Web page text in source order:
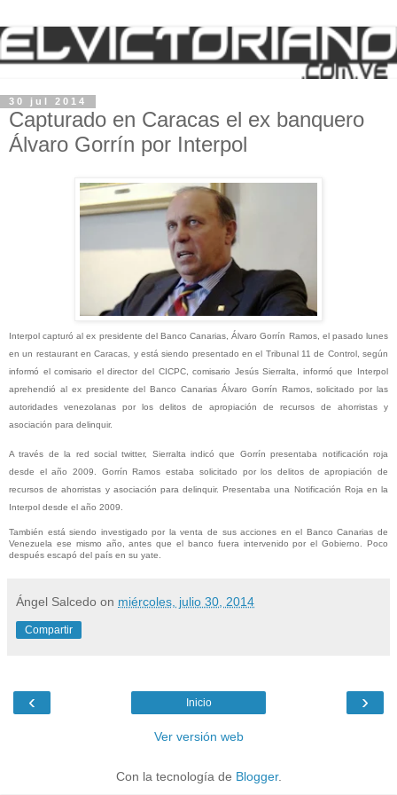
30 jul 2014
Capturado en Caracas el ex banquero
Álvaro Gorrín por Interpol
Interpol capturó al ex presidente del Banco Canarias, Álvaro Gorrín Ramos, el pasado lunes
en un restaurant en Caracas, y está siendo presentado en el Tribunal 11 de Control, según
informó el comisario el director del CICPC, comisario Jesús Sierralta, informó que Interpol
aprehendió al ex presidente del Banco Canarias Álvaro Gorrín Ramos, solicitado por las
autoridades venezolanas por los delitos de apropiación de recursos de ahorristas y
asociación para delinquir.
A través de la red social twitter, Sierralta indicó que Gorrín presentaba notificación roja
desde el año 2009. Gorrín Ramos estaba solicitado por los delitos de apropiación de
recursos de ahorristas y asociación para delinquir. Presentaba una Notificación Roja en la
Interpol desde el año 2009.
También está siendo investigado por la venta de sus acciones en el Banco Canarias de
Venezuela ese mismo año, antes que el banco fuera intervenido por el Gobierno. Poco
después escapó del país en su yate.
Ángel Salcedo on miércoles, julio 30, 2014
Compartir
‹ ›
Inicio
Ver versión web
Con la tecnología de Blogger.